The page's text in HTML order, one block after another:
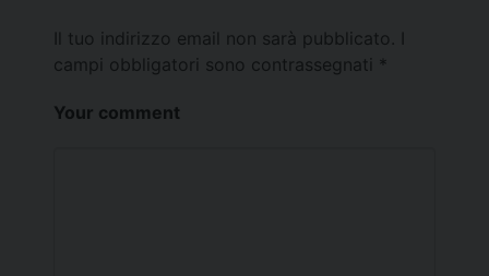
Il tuo indirizzo email non sarà pubblicato.
campi obbligatori sono contrassegnati *
Your comment